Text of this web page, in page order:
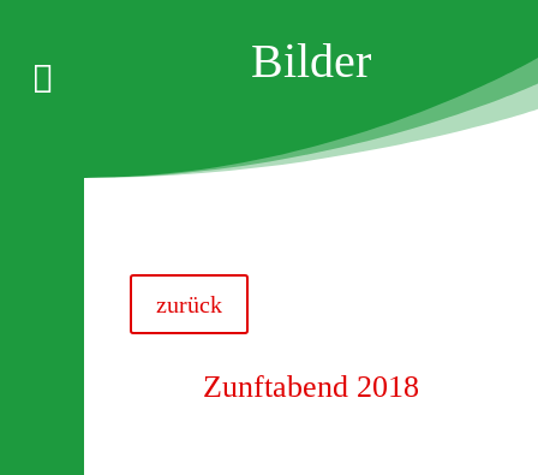
 Bilder
zurück
Zunftabend 2018